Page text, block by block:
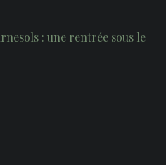
: une rentrée sous le